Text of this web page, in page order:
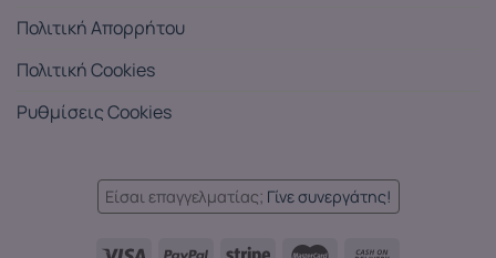
Πολιτική Απορρήτου
Πολιτική Cookies
Ρυθμίσεις Cookies
Είσαι επαγγελματίας; Γίνε συνεργάτης!